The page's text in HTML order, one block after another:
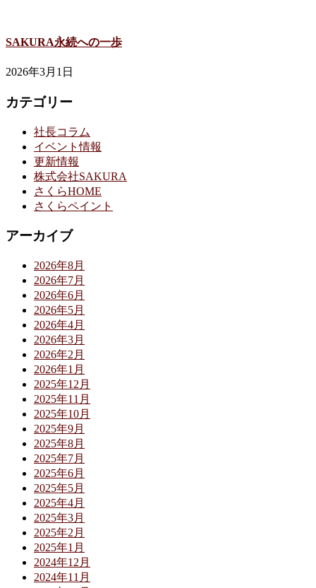
SAKURA永続への一歩
2026年3月1日
カテゴリー
社長コラム
イベント情報
更新情報
株式会社SAKURA
さくらHOME
さくらペイント
アーカイブ
2026年8月
2026年7月
2026年6月
2026年5月
2026年4月
2026年3月
2026年2月
2026年1月
2025年12月
2025年11月
2025年10月
2025年9月
2025年8月
2025年7月
2025年6月
2025年5月
2025年4月
2025年3月
2025年2月
2025年1月
2024年12月
2024年11月